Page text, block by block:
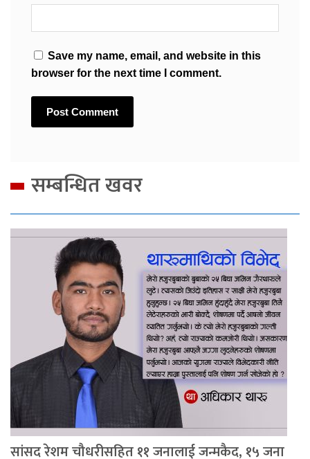
Save my name, email, and website in this
browser for the next time I comment.
सम्बन्धित खवर
सांसद रेशम चौधरीसहित ११ जनालाई जन्मकैद, १५ जना